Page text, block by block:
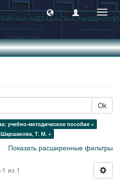
Ok
учебно-методическое пособие ×
Т. М. ×
Показать расширенные фильтры
из 1